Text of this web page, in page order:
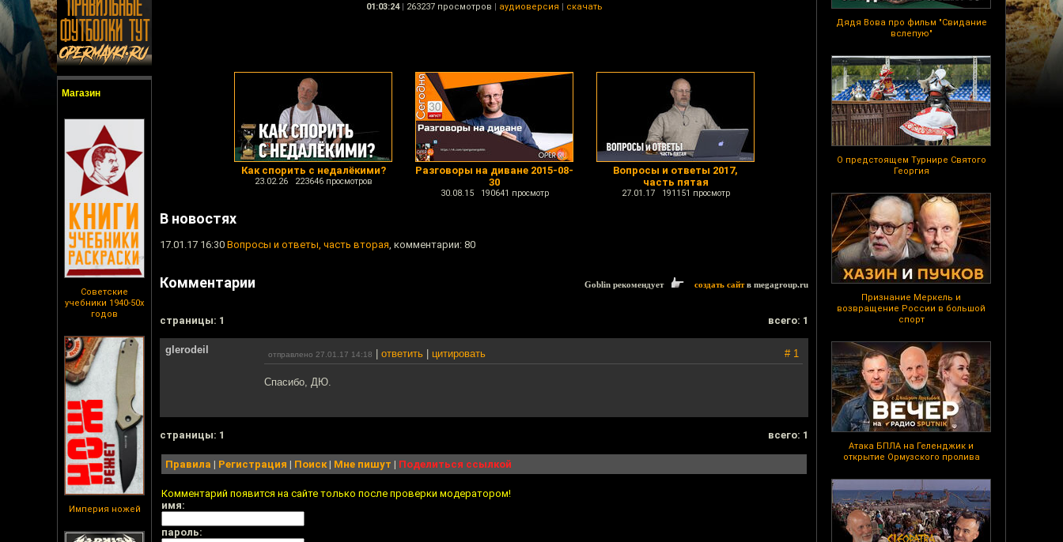
Магазин
Советские
учебники 1940-50х
годов
Империя ножей
Дядя Вова про фильм "Свидание
вслепую"
О предстоящем Турнире Святого
Георгия
Признание Меркель и
возвращение России в большой
спорт
Атака БПЛА на Геленджик и
открытие Ормузского пролива
01:03:24 | 263237 просмотров | аудиоверсия | скачать
Как спорить с недалёкими?
23.02.26 223646 просмотров
Разговоры на диване 2015-08-
30
30.08.15 190641 просмотр
Вопросы и ответы 2017,
часть пятая
27.01.17 191151 просмотр
В новостях
17.01.17 16:30 Вопросы и ответы, часть вторая, комментарии: 80
Комментарии Goblin рекомендует создать сайтв megagroup.ru
cтраницы: 1 всего: 1
glerodeil отправлено 27.01.17 14:18 ответить цитировать # 1
Спасибо, ДЮ.
cтраницы: 1 всего: 1
Правила | Регистрация | Поиск| Мне пишут | Поделиться ссылкой
Комментарий появится на сайте только после проверки модератором!
имя:
пароль: